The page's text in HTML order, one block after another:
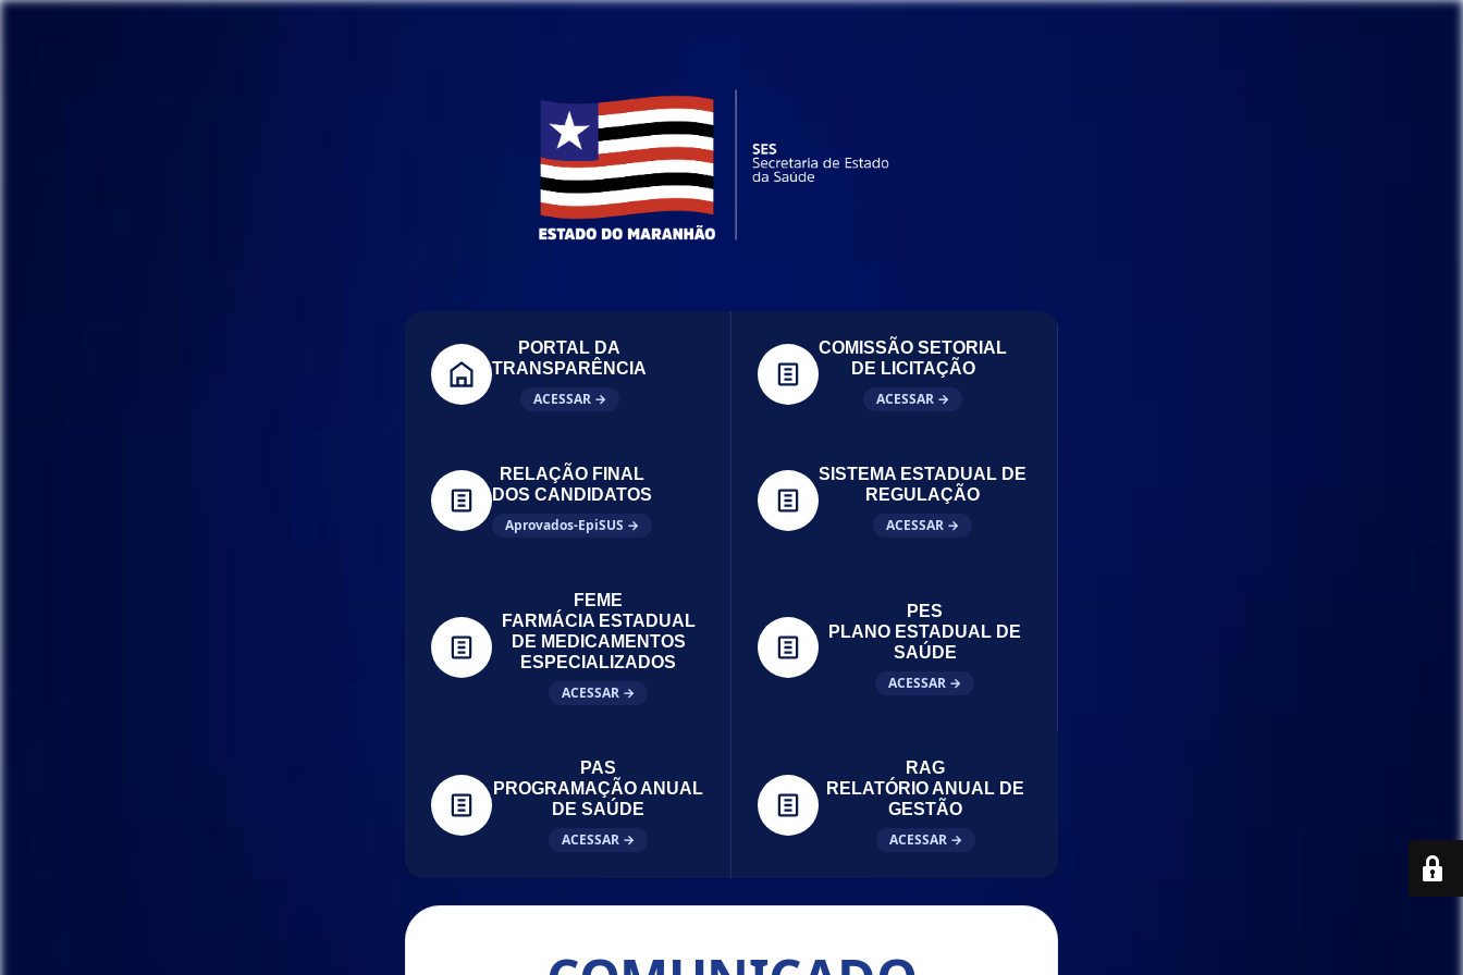
PORTAL DA
TRANSPARÊNCIA
ACESSAR →
COMISSÃO SETORIAL
DE LICITAÇÃO
ACESSAR →
RELAÇÃO FINAL
DOS CANDIDATOS
Aprovados-EpiSUS →
SISTEMA ESTADUAL DE
REGULAÇÃO
ACESSAR →
FEME
FARMÁCIA ESTADUAL
DE MEDICAMENTOS
ESPECIALIZADOS
ACESSAR →
PES
PLANO ESTADUAL DE
SAÚDE
ACESSAR →
PAS
PROGRAMAÇÃO ANUAL
DE SAÚDE
ACESSAR →
RAG
RELATÓRIO ANUAL DE
GESTÃO
ACESSAR →